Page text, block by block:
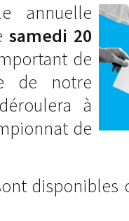
annuelle
samedi 20
de
de notre
à
de
disponibles